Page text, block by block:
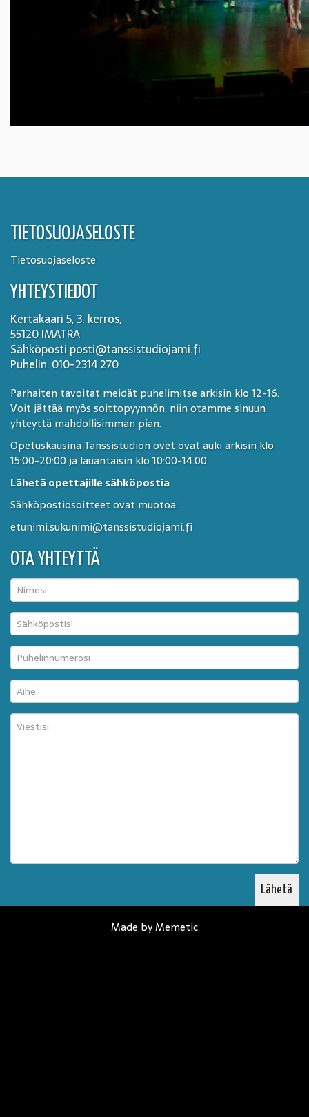
TIETOSUOJASELOSTE
Tietosuojaseloste
YHTEYSTIEDOT
Kertakaari 5, 3. kerros,
55120 IMATRA
Sähköposti posti@tanssistudiojami.fi
Puhelin: 010-2314 270
Parhaiten tavoitat meidät puhelimitse arkisin klo 12-16.
Voit jättää myös soittopyynnön, niin otamme sinuun
yhteyttä mahdollisimman pian.
Opetuskausina Tanssistudion ovet ovat auki arkisin klo
15:00-20:00 ja lauantaisin klo 10:00-14.00
Lähetä opettajille sähköpostia
Sähköpostiosoitteet ovat muotoa:
etunimi.sukunimi@tanssistudiojami.fi
OTA YHTEYTTÄ
Made by Memetic